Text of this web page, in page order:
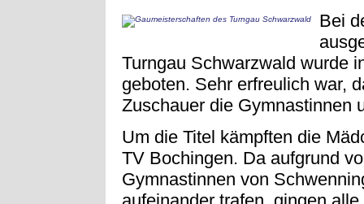
Bei
Turngau Schwarzwald wurde
geboten. Sehr erfreulich war,
Zuschauer die Gymnastinnen
Um die Titel kämpften die
TV Bochingen. Da aufgrund
Gymnastinnen von